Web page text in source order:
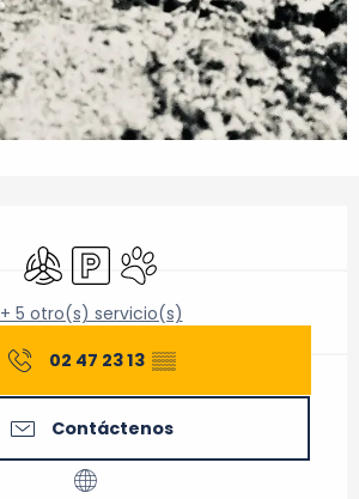
Aire Acondicionado
Aparcamiento
Se aceptan animales
+ 5 otro(s) servicio(s)
02 47 23 13 ▒▒
Contáctenos